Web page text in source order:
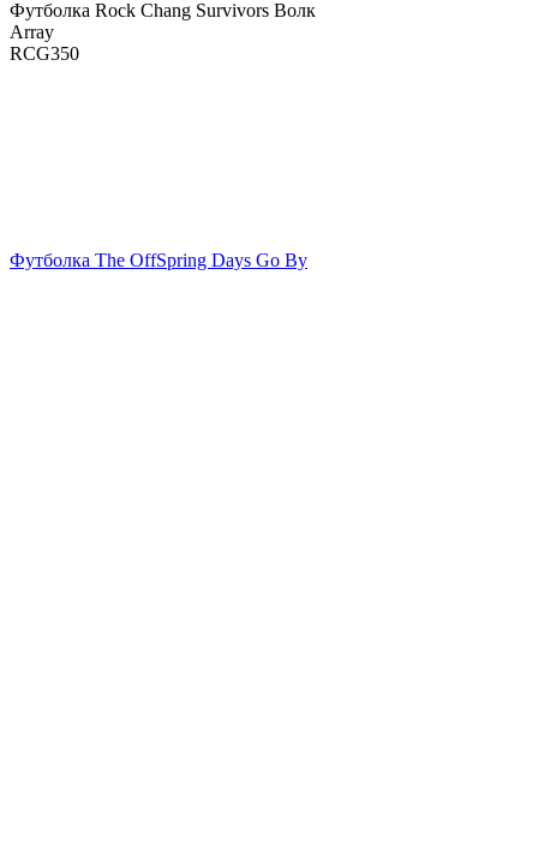
Футболка Rock Chang Survivors Волк
Array
RCG350
Футболка The OffSpring Days Go By